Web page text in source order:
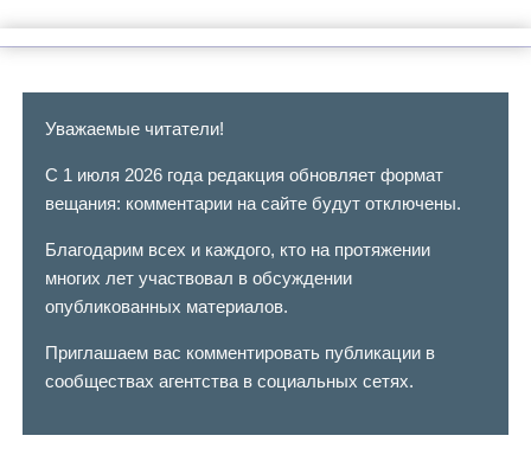
Уважаемые читатели!
С 1 июля 2026 года редакция обновляет формат
вещания: комментарии на сайте будут отключены.
Благодарим всех и каждого, кто на протяжении
многих лет участвовал в обсуждении
опубликованных материалов.
Приглашаем вас комментировать публикации в
сообществах агентства в социальных сетях.